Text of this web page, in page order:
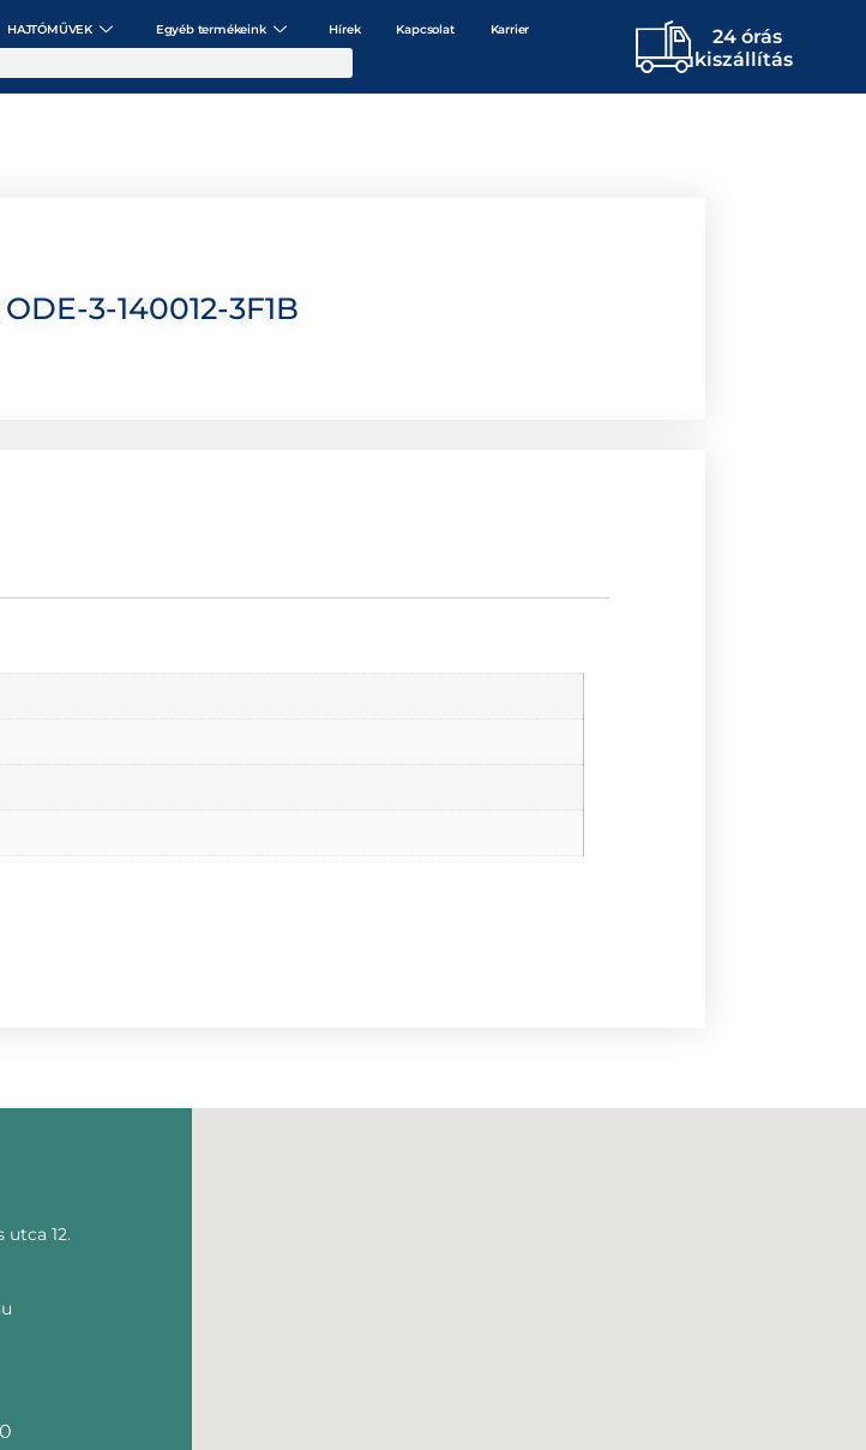
HAJTÓMŰVEK Egyéb termékeink Hírek Kapcsolat Karrier
24 órás
kiszállítás
3-140012-3F1B
utca 12.